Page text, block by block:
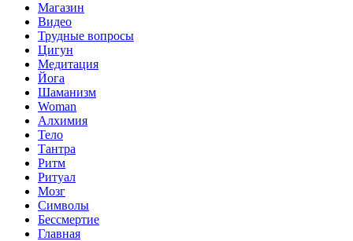
Магазин
Видео
Трудные вопросы
Цигун
Медитация
Йога
Шаманизм
Woman
Алхимия
Тело
Тантра
Ритм
Ритуал
Мозг
Символы
Бессмертие
Главная